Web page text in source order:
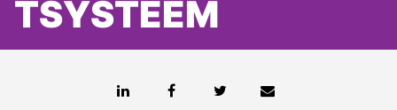
TSYSTEEM